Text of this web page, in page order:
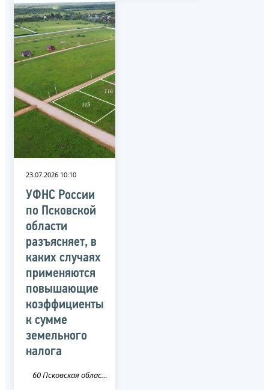
23.07.2026 10:10
УФНС России
по Псковской
области
разъясняет, в
каких случаях
применяются
повышающие
коэффициенты
к сумме
земельного
налога
60 Псковская область